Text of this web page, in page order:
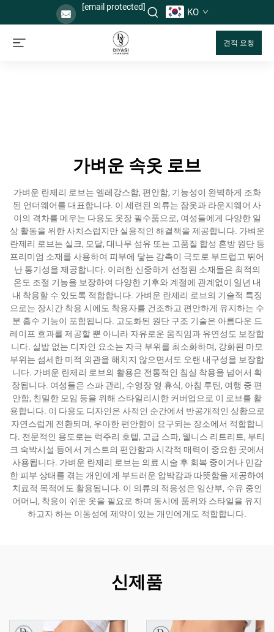
[email protected] KO
견적 요청
가벼운 속옷 로브
가벼운 란제리 로브는 엘레강스함, 편안함, 기능성이 완벽하게 조화
된 언더웨어를 대표합니다. 이 세련된 의류는 잠옷과 라운지웨어 사
이의 격차를 메우는 다용도 옷장 필수품으로, 여성들에게 다양한 일
상 활동을 위한 사치스럽지만 실용적인 해결책을 제공합니다. 가벼운
란제리 로브는 실크, 모달, 대나무 섬유 또는 고품질 합성 혼방 원단 등
프리미엄 소재를 사용하여 피부에 닿는 감촉이 극도로 부드럽고 뛰어
난 통기성을 제공합니다. 이러한 신중하게 선정된 소재들은 최적의
온도 조절 기능을 보장하여 다양한 기후와 계절에 관계없이 일년 내
내 착용할 수 있도록 적합합니다. 가벼운 란제리 로브의 기술적 특징
으로는 장시간 착용 시에도 착용자를 건조하고 편안하게 유지하는 수
분 흡수 기능이 포함됩니다. 고도화된 원단 구조 기술은 아름다운 드
레이프 효과를 제공할 뿐 아니라 자유로운 움직임과 유연성도 보장합
니다. 실밥 없는 디자인 요소는 자극 부위를 최소화하며, 강화된 마모
부위는 섬세한 미적 외관을 해치지 않으면서도 오랜 내구성을 보장합
니다. 가벼운 란제리 로브의 활용은 전통적인 침실 착용을 넘어서 확
장됩니다. 여성들은 스파 관리, 수영장 옆 휴식, 아침 루틴, 여행 중 편
안함, 친밀한 모임 등을 위해 스타일리시한 커버업으로 이 로브를 활
용합니다. 이 다용도 디자인은 사적인 순간에서 반공개적인 상황으로
자연스럽게 전환되며, 우아한 편안함이 요구되는 장소에서 적합합니
다. 전문적인 용도로는 럭주리 호텔, 고급 스파, 웰니스 리트리트, 부티
크 숙박시설 등에서 게스트의 편안함과 시각적 매력이 중요한 곳에서
사용됩니다. 가벼운 란제리 로브는 의료 시술 후 회복 중이거나 민감
한 피부 상태를 겪는 개인에게 부드러운 압박감과 따뜻함을 제공하여
치료적 목적에도 활용됩니다. 이 의류의 적응성은 임산부, 수유 중인
어머니, 착용이 쉬운 옷을 필요로 하며 동시에 품위와 스타일을 유지
하고자 하는 이동성에 제약이 있는 개인에게도 적합합니다.
신제품